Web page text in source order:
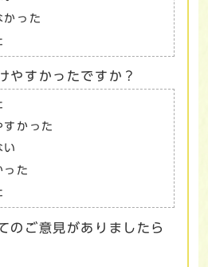
かった
やすかったですか？
すかった
い
った
のご意見がありましたら